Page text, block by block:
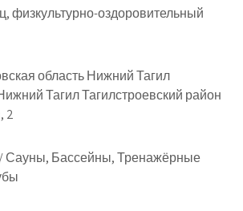
физкультурно-оздоровительный
область Нижний Тагил
Тагил Тагилстроевский район
2
Сауны, Бассейны, Тренажёрные